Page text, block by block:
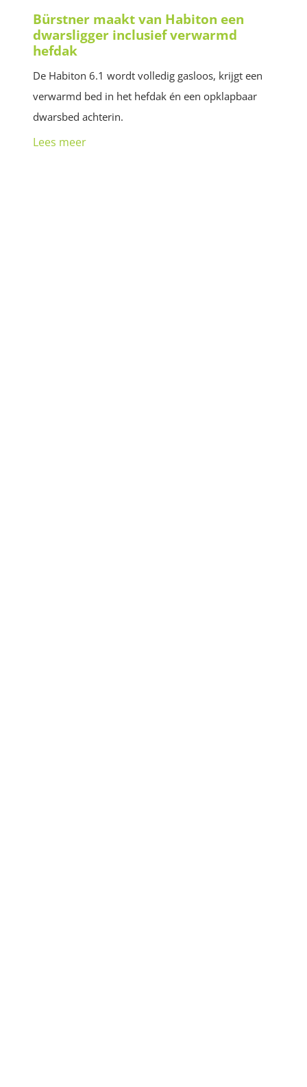
Bürstner maakt van Habiton een
dwarsligger inclusief verwarmd
hefdak
De Habiton 6.1 wordt volledig gasloos, krijgt een
verwarmd bed in het hefdak én een opklapbaar
dwarsbed achterin.
Lees meer